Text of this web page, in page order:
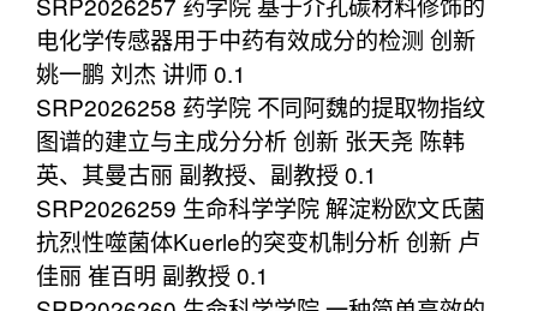
电化学传感器用于中药有效成分的检测 创新
姚一鹏 刘杰 讲师 0.1
SRP2026258 药学院 不同阿魏的提取物指纹
图谱的建立与主成分分析 创新 张天尧 陈韩
英、其曼古丽 副教授、副教授 0.1
SRP2026259 生命科学学院 解淀粉欧文氏菌
抗烈性噬菌体Kuerle的突变机制分析 创新 卢
佳丽 崔百明 副教授 0.1